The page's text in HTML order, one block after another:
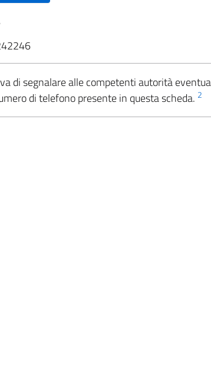
- new tab)
di segnalare alle competenti autorità
di telefono presente in questa scheda. 2